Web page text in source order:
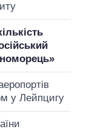
у Лейпцигу